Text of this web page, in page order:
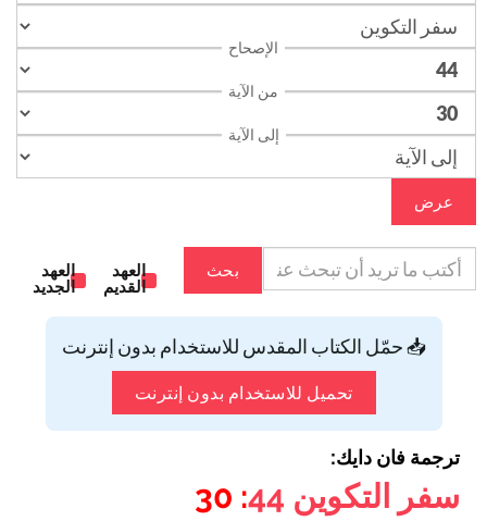
الإصحاح
من الآية
إلى الآية
عرض
بحث
العهد
القديم
العهد
الجديد
📥 حمّل الكتاب المقدس للاستخدام بدون إنترنت
تحميل للاستخدام بدون إنترنت
ترجمة فان دايك:
سفر التكوين 44
: 30